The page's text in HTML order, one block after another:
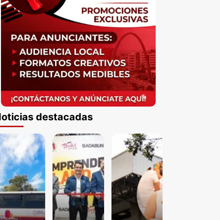
destacadas